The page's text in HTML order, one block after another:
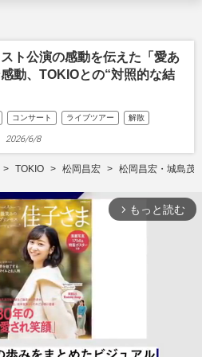
ト公演の感動を伝えた「愛あ
動、TOKIOとの“対照的な結
コンサート ライブツアー 解散
2026/6/8
TOKIO 松岡昌宏 松岡昌宏・城島茂
arrow_forward_ios もっと読む